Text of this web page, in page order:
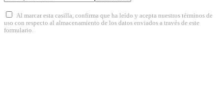
Al marcar esta casilla, confirma que ha leído y acepta nuestros términos de
uso con respecto al almacenamiento de los datos enviados a través de este
formulario.